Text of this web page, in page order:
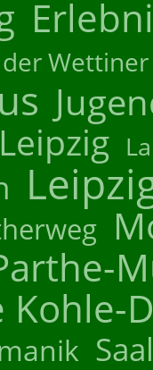
Wettiner
Kohle-